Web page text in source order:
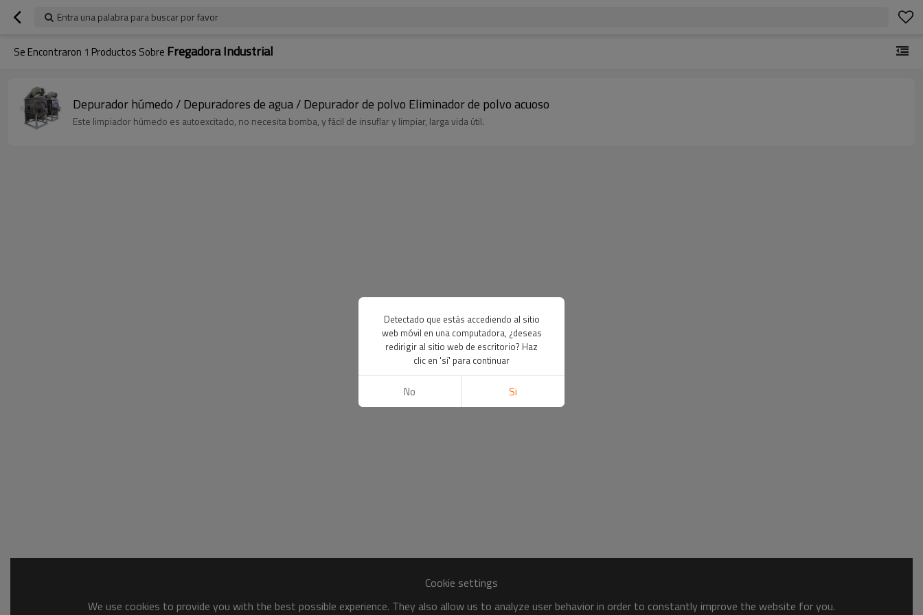
Entra una palabra para buscar por favor
Se Encontraron 1 Productos Sobre Fregadora Industrial
Depurador húmedo / Depuradores de agua / Depurador de polvo Eliminador de polvo acuoso
Este limpiador húmedo es autoexcitado, no necesita bomba, y fácil de insuflar y limpiar, larga vida útil.
Cookie settings
We use cookies to provide you with the best possible experience. They also allow us to analyze user behavior in order to constantly improve the website for you.
Detectado que estás accediendo al sitio
web móvil en una computadora, ¿deseas
redirigir al sitio web de escritorio? Haz
clic en 'sí' para continuar
No Si